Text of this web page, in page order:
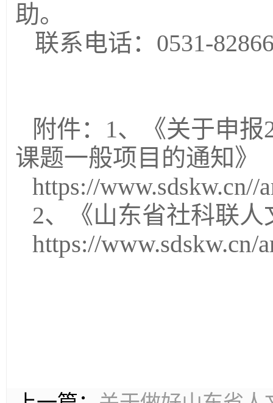
助。
联系电话：0531-
附件：1、《关于申
课题一般项目的通知》
https://www.sdskw.cn//
2、《山东省社科联
https://www.sdskw.cn/